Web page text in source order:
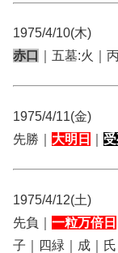
1975/4/10(木)
赤口
｜五墓:火｜
1975/4/11(金)
先勝｜ 大明日
1975/4/12(土)
先負｜ 一粒万倍日
子｜四緑｜成｜氏